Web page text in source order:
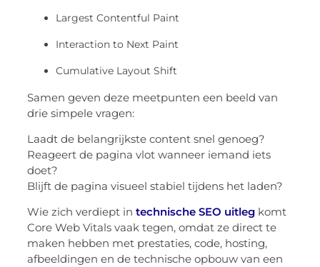
Largest Contentful Paint
Interaction to Next Paint
Cumulative Layout Shift
Samen geven deze meetpunten een beeld van
drie simpele vragen:
Laadt de belangrijkste content snel genoeg?
Reageert de pagina vlot wanneer iemand iets
doet?
Blijft de pagina visueel stabiel tijdens het laden?
Wie zich verdiept intechnische SEO uitleg komt
Core Web Vitals vaak tegen, omdat ze direct te
maken hebben met prestaties, code, hosting,
afbeeldingen en de technische opbouw van een